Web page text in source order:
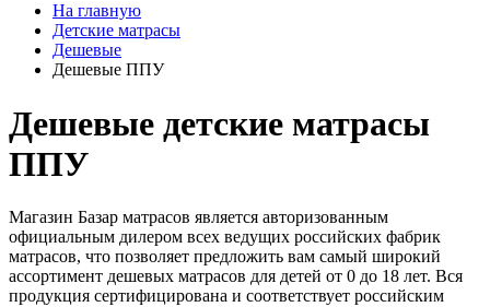
На главную
Детские матрасы
Дешевые
Дешевые ППУ
Дешевые детские матрасы
ППУ
Магазин Базар матрасов является авторизованным
официальным дилером всех ведущих российских фабрик
матрасов, что позволяет предложить вам самый широкий
ассортимент дешевых матрасов для детей от 0 до 18 лет. Вся
продукция сертифицирована и соответствует российским